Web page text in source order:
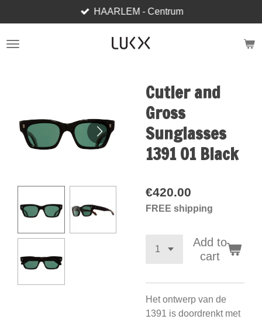
to
main
HAARLEM - Centrum
Cutler and
Gross
Sunglasses
1391 01 Black
€420.00
FREE shipping
Add to
cart
Het ontwerp van de
1391 is doordrenkt met